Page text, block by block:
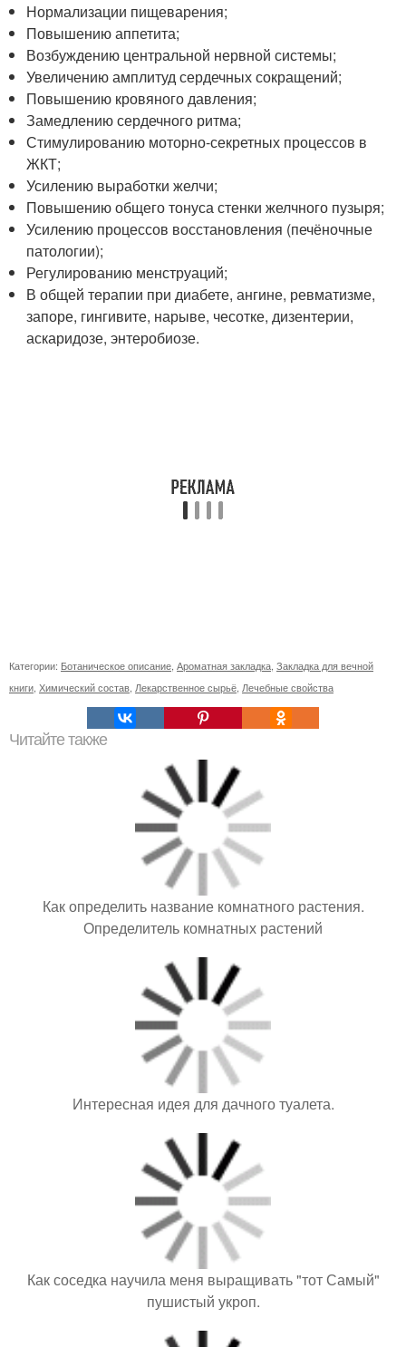
Нормализации пищеварения;
Повышению аппетита;
Возбуждению центральной нервной системы;
Увеличению амплитуд сердечных сокращений;
Повышению кровяного давления;
Замедлению сердечного ритма;
Стимулированию моторно-секретных процессов в
ЖКТ;
Усилению выработки желчи;
Повышению общего тонуса стенки желчного пузыря;
Усилению процессов восстановления (печёночные
патологии);
Регулированию менструаций;
В общей терапии при диабете, ангине, ревматизме,
запоре, гингивите, нарыве, чесотке, дизентерии,
аскаридозе, энтеробиозе.
Категории: Ботаническое описание Ароматная закладка Закладка для вечной
книги Химический состав Лекарственное сырьё Лечебные свойства
Читайте также
Как определить название комнатного растения.
Определитель комнатных растений
Интересная идея для дачного туалета.
Как соседка научила меня выращивать "тот Самый"
пушистый укроп.